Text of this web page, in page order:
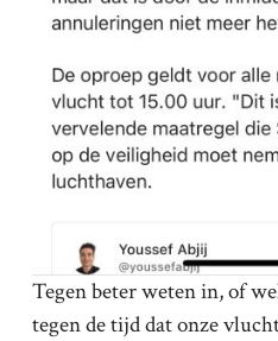
Tegen beter weten in, of
tegen de tijd dat onze